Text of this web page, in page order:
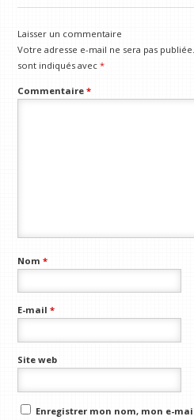
Laisser un commentaire
Votre adresse e-mail ne sera pas publiée.
sont indiqués avec*
Commentaire*
Nom*
E-mail*
Site web
Enregistrer mon nom, mon e-